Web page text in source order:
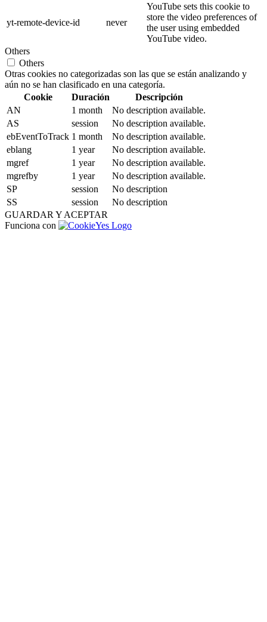
yt-remote-device-id never
YouTube sets this cookie to
store the video preferences of
the user using embedded
YouTube video.
Others
Others
Otras cookies no categorizadas son las que se están analizando y
aún no se han clasificado en una categoría.
Cookie
Duración
Descripción
AN
1 month
No description available.
AS
session
No description available.
ebEventToTrack 1 month
No description available.
eblang
1 year
No description available.
mgref
1 year
No description available.
mgrefby
1 year
No description available.
SP
session
No description
SS
session
No description
GUARDAR Y ACEPTAR
Funciona con